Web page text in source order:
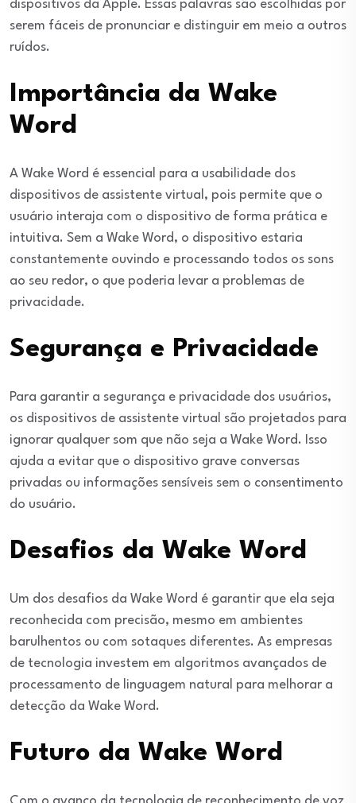
dispositivos da Apple. Essas palavras são escolhidas por
serem fáceis de pronunciar e distinguir em meio a outros
ruídos.
Importância da Wake
Word
A Wake Word é essencial para a usabilidade dos
dispositivos de assistente virtual, pois permite que o
usuário interaja com o dispositivo de forma prática e
intuitiva. Sem a Wake Word, o dispositivo estaria
constantemente ouvindo e processando todos os sons
ao seu redor, o que poderia levar a problemas de
privacidade.
Segurança e Privacidade
Para garantir a segurança e privacidade dos usuários,
os dispositivos de assistente virtual são projetados para
ignorar qualquer som que não seja a Wake Word. Isso
ajuda a evitar que o dispositivo grave conversas
privadas ou informações sensíveis sem o consentimento
do usuário.
Desafios da Wake Word
Um dos desafios da Wake Word é garantir que ela seja
reconhecida com precisão, mesmo em ambientes
barulhentos ou com sotaques diferentes. As empresas
de tecnologia investem em algoritmos avançados de
processamento de linguagem natural para melhorar a
detecção da Wake Word.
Futuro da Wake Word